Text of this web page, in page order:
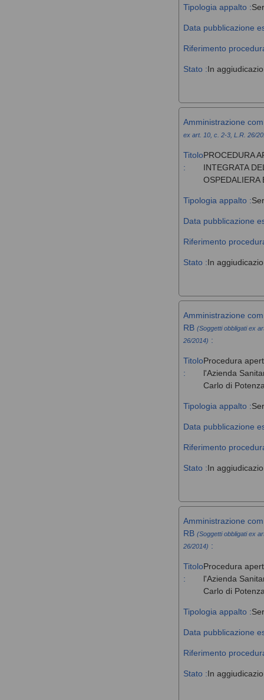
Tipologia appalto :
Data pubblicazione
Riferimento
Stato :In
Amministrazione
ex art. 10, c. 2-3, L.R. 26/
Titolo
:
PROCEDURA
INTEGRATA
OSPEDALIERA
Tipologia appalto :
Data pubblicazione
Riferimento
Stato :In
Amministrazione
RB (Soggetti obbligati ex
26/2014) :
Titolo
:
Procedura
l'Azienda
Carlo di
Tipologia appalto :
Data pubblicazione
Riferimento
Stato :In
Amministrazione
RB (Soggetti obbligati ex
26/2014) :
Titolo
:
Procedura
l'Azienda
Carlo di
Tipologia appalto :
Data pubblicazione
Riferimento
Stato :In